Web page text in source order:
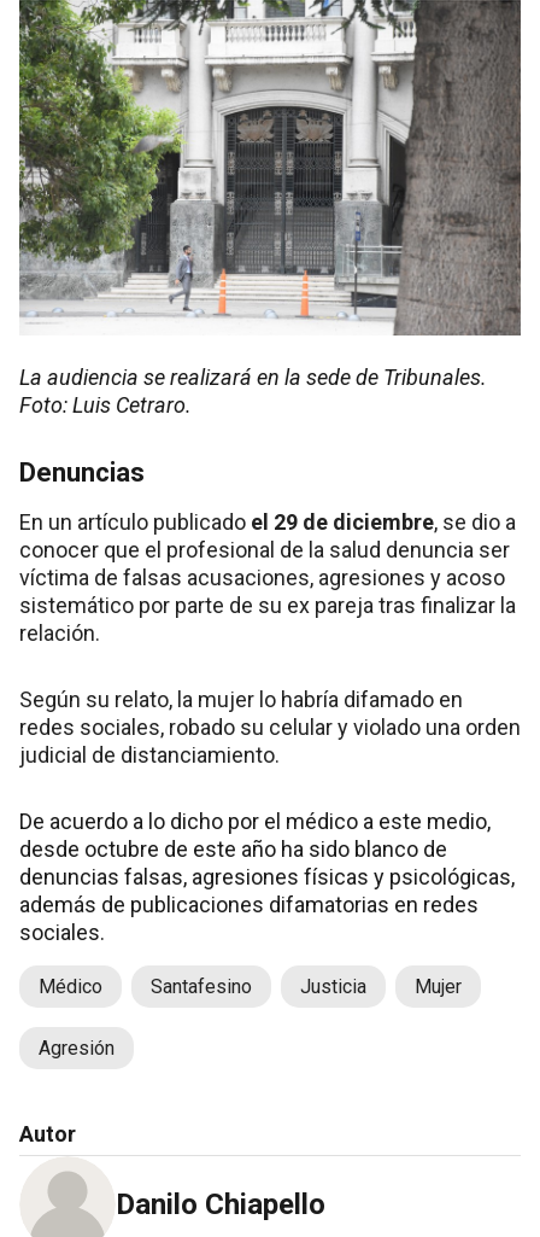
La audiencia se realizará en la sede de Tribunales.
Foto: Luis Cetraro.
Denuncias
En un artículo publicado el 29 de diciembre, se dio a
conocer que el profesional de la salud denuncia ser
víctima de falsas acusaciones, agresiones y acoso
sistemático por parte de su ex pareja tras finalizar la
relación.
Según su relato, la mujer lo habría difamado en
redes sociales, robado su celular y violado una orden
judicial de distanciamiento.
De acuerdo a lo dicho por el médico a este medio,
desde octubre de este año ha sido blanco de
denuncias falsas, agresiones físicas y psicológicas,
además de publicaciones difamatorias en redes
sociales.
Médico Santafesino Justicia Mujer
Agresión
Autor
Danilo Chiapello